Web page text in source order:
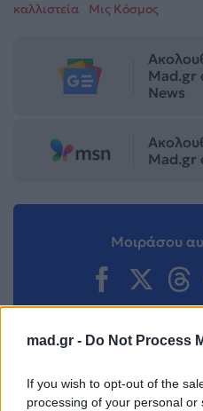
mad.gr - Do Not Process
If you wish to opt-out of the
processing of your personal
καλλιστεία Μις Κόσμος
Mad.gr
News
Mad.gr
Μοιράσου
Προηγούμενο